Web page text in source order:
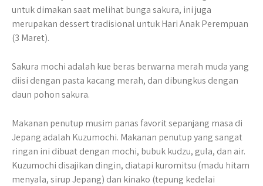
untuk dimakan saat melihat bunga sakura, ini juga
merupakan dessert tradisional untuk Hari Anak Perempuan
(3 Maret).
Sakura mochi adalah kue beras berwarna merah muda yang
diisi dengan pasta kacang merah, dan dibungkus dengan
daun pohon sakura.
Makanan penutup musim panas favorit sepanjang masa di
Jepang adalah Kuzumochi. Makanan penutup yang sangat
ringan ini dibuat dengan mochi, bubuk kudzu, gula, dan air.
Kuzumochi disajikan dingin, diatapi kuromitsu (madu hitam
menyala, sirup Jepang) dan kinako (tepung kedelai